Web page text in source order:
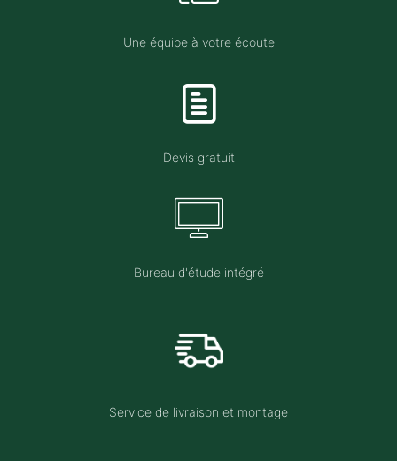
Une équipe à votre écoute
Devis gratuit
Bureau d'étude intégré
Service de livraison et montage